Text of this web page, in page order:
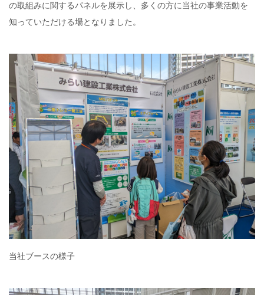
の取組みに関するパネルを展示し、多くの方に当社の事業活動を
知っていただける場となりました。
当社ブースの様子